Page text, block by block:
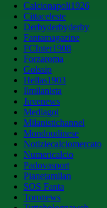
Calcionapoli1926
Cittaceleste
Derbyderbyderby
Fantamagazine
FCInter1908
Forzaroma
Golssip
Hellas1903
Ilmilanista
Juvenews
Mediagol
Milanistichannel
Mondoudinese
Notiziecalciomercato
Numericalcio
Padovasport
Pianetamilan
SOS Fanta
Toronews